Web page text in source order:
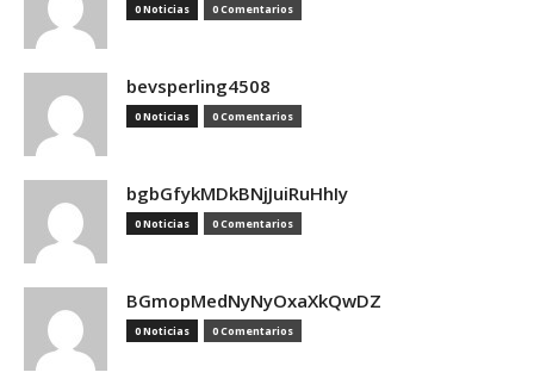
0 Noticias 0 Comentarios
bevsperling4508
0 Noticias 0 Comentarios
bgbGfykMDkBNjJuiRuHhIy
0 Noticias 0 Comentarios
BGmopMedNyNyOxaXkQwDZ
0 Noticias 0 Comentarios